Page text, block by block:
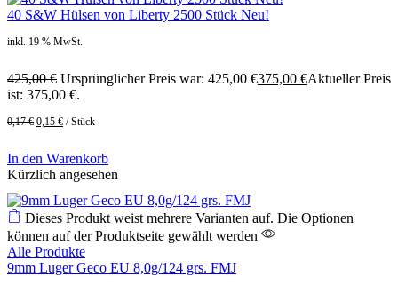
40 S&W Hülsen von Liberty 2500 Stück Neu!
inkl. 19 % MwSt.
425,00€ Ursprünglicher Preis war: 425,00 €375,00 €Aktueller Preis
ist: 375,00 €.
0,17€ 0,15 € /Stück
In den Warenkorb
Kürzlich angesehen
Dieses Produkt weist mehrere Varianten auf. Die Optionen
können auf der Produktseite gewählt werden
Alle Produkte
9mm Luger Geco EU 8,0g/124 grs. FMJ